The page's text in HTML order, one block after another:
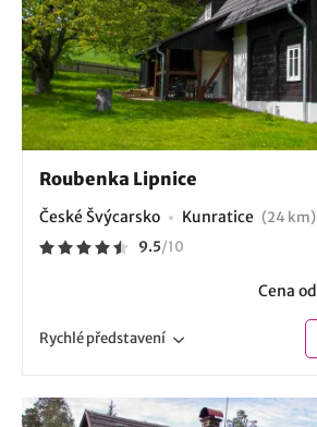
Roubenka Lipnice
České Švýcarsko Kunratice (24 km)
9.5/10
Cena od
Rychlépředstavení